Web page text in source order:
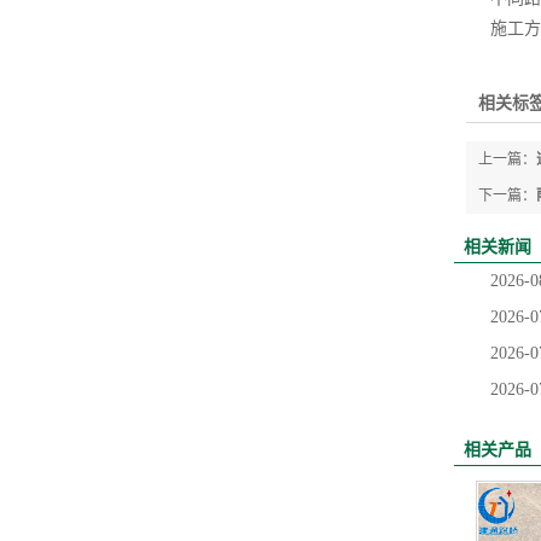
施工
相关标
上一篇：
下一篇：
相关新闻
2026-
2026-
2026-
2026-
相关产品